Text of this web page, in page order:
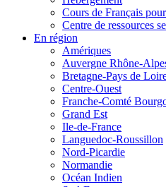
Cours de Français
Centre de ressources
En région
Amériques
Auvergne Rhône-
Bretagne-Pays de
Centre-Ouest
Franche-Comté
Grand Est
Ile-de-France
Languedoc-Roussillon
Nord-Picardie
Normandie
Océan Indien